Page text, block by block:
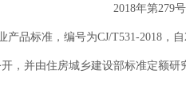
2018年第279号
标准，编号为CJ/T531-2018，自
开，并由住房城乡建设部标准定额研